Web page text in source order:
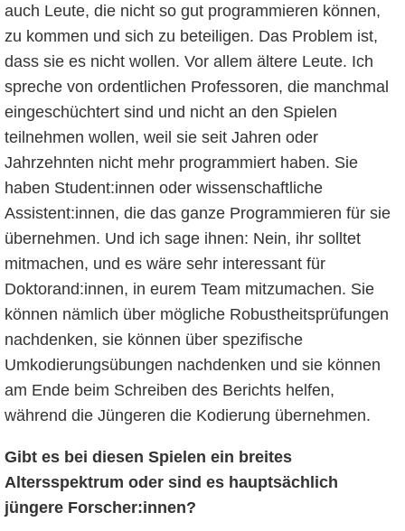
auch Leute, die nicht so gut programmieren können,
zu kommen und sich zu beteiligen. Das Problem ist,
dass sie es nicht wollen. Vor allem ältere Leute. Ich
spreche von ordentlichen Professoren, die manchmal
eingeschüchtert sind und nicht an den Spielen
teilnehmen wollen, weil sie seit Jahren oder
Jahrzehnten nicht mehr programmiert haben. Sie
haben Student:innen oder wissenschaftliche
Assistent:innen, die das ganze Programmieren für sie
übernehmen. Und ich sage ihnen: Nein, ihr solltet
mitmachen, und es wäre sehr interessant für
Doktorand:innen, in eurem Team mitzumachen. Sie
können nämlich über mögliche Robustheitsprüfungen
nachdenken, sie können über spezifische
Umkodierungsübungen nachdenken und sie können
am Ende beim Schreiben des Berichts helfen,
während die Jüngeren die Kodierung übernehmen.
Gibt es bei diesen Spielen ein breites
Altersspektrum oder sind es hauptsächlich
jüngere Forscher:innen?